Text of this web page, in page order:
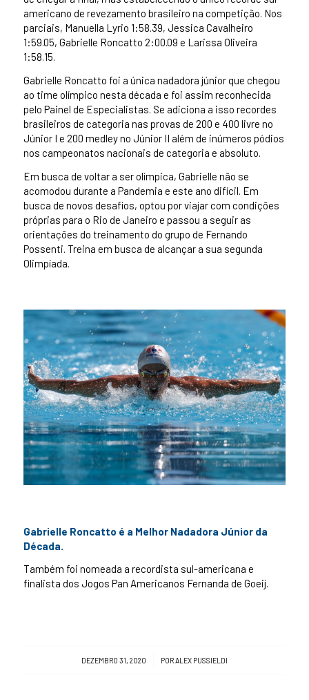
americano de revezamento brasileiro na competição. Nos
parciais, Manuella Lyrio 1:58.39, Jessica Cavalheiro
1:59.05, Gabrielle Roncatto 2:00.09 e Larissa Oliveira
1:58.15.
Gabrielle Roncatto foi a única nadadora júnior que chegou
ao time olímpico nesta década e foi assim reconhecida
pelo Painel de Especialistas. Se adiciona a isso recordes
brasileiros de categoria nas provas de 200 e 400 livre no
Júnior I e 200 medley no Júnior II além de inúmeros pódios
nos campeonatos nacionais de categoria e absoluto.
Em busca de voltar a ser olímpica, Gabrielle não se
acomodou durante a Pandemia e este ano difícil. Em
busca de novos desafios, optou por viajar com condições
próprias para o Rio de Janeiro e passou a seguir as
orientações do treinamento do grupo de Fernando
Possenti. Treina em busca de alcançar a sua segunda
Olimpíada.
Gabrielle Roncatto é a Melhor Nadadora Júnior da
Década.
Também foi nomeada a recordista sul-americana e
finalista dos Jogos Pan Americanos Fernanda de Goeij.
DEZEMBRO 31, 2020
/ PORALEX PUSSIELDI